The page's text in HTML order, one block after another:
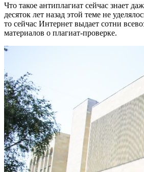
Что такое антиплагиат сейчас знает
десяток лет назад этой теме не
то сейчас Интернет выдает сотни
материалов о плагиат-проверке.